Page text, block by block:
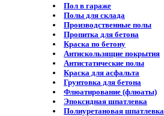
Пол в гараже
Полы для склада
Производственные полы
Пропитка для бетона
Краска по бетону
Антискользящие покрытия
Антистатические полы
Краска для асфальта
Грунтовка для бетона
Флюатирование (флюаты)
Эпоксидная шпатлевка
Полиуретановая шпатлевка